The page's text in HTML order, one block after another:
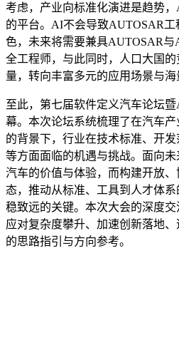
考虑，产业向标准化演进是趋势
的平台。AI不会导致AUTOSAR
色，未来将需要兼具AUTOSAR
全工程师，与此同时，人口大国
量，转向丰富多元的应用场景与海
至此，第七届软件定义汽车论坛
幕。本次论坛系统梳理了在汽车
的背景下，行业在技术标准、开
等方面面临的机遇与挑战。面向
汽车的价值与体验，而构建开放
态，推动从标准、工具到人才体
稳致远的关键。本次大会的深度
应对复杂度攀升、加速创新落地
的思路指引与方向参考。